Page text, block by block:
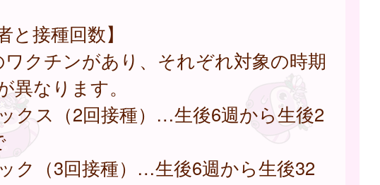
と接種回数】
ワクチンがあり、それぞれ対象の時期
異なります。
クス（2回接種）…生後6週から生後2
ク（3回接種）…生後6週から生後32